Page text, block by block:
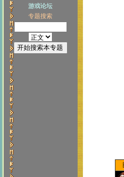
游戏论坛
专题搜索